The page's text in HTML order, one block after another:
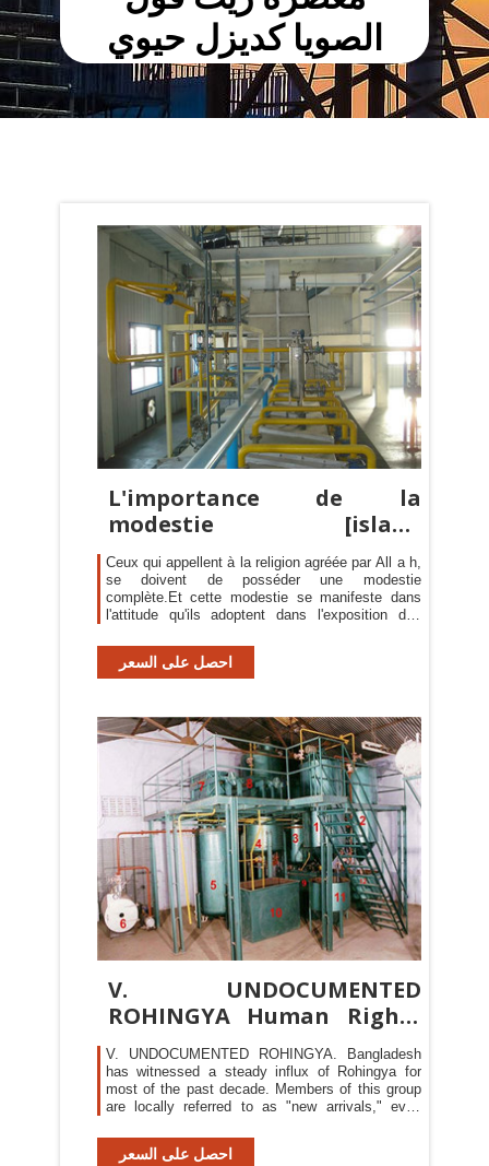
الصويا كديزل حيوي
L'importance de la
modestie [islam-
informations.net]
Ceux qui appellent à la religion agréée par All a h,
se doivent de posséder une modestie
complète.Et cette modestie se manifeste dans
l'attitude qu'ils adoptent dans l'exposition des
احصل على السعر
V. UNDOCUMENTED
ROHINGYA Human Rights
Watch
V. UNDOCUMENTED ROHINGYA. Bangladesh
has witnessed a steady influx of Rohingya for
most of the past decade. Members of this group
are locally referred to as "new arrivals," even
احصل على السعر